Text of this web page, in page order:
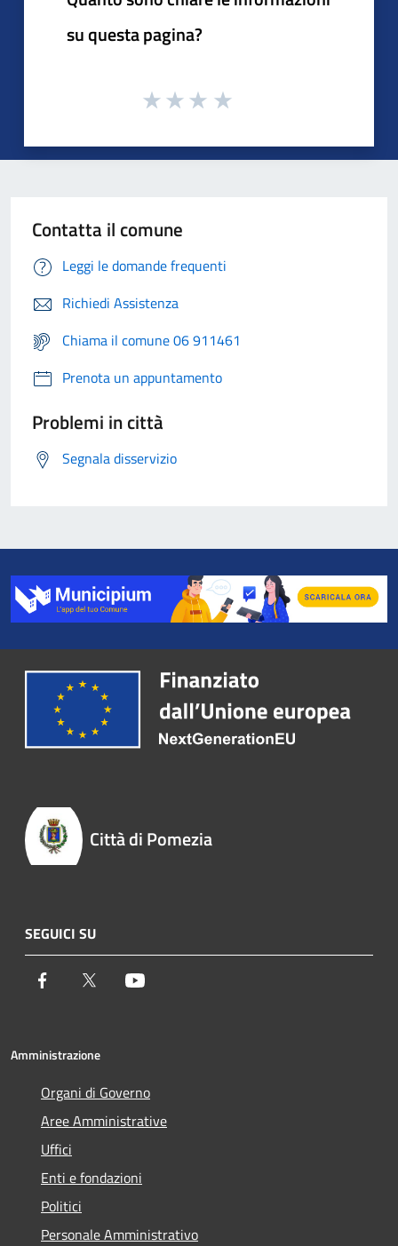
su questa pagina?
Contatta il comune
Leggi le domande frequenti
Richiedi Assistenza
Chiama il comune 06 911461
Prenota un appuntamento
Problemi in città
Segnala disservizio
Città di Pomezia
SEGUICI SU
Facebook Twitter
Amministrazione
Organi di Governo
Aree Amministrative
Uffici
Enti e fondazioni
Politici
Personale Amministrativo